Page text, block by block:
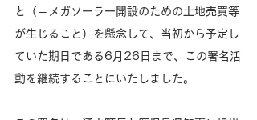
と（＝メガソーラー開設のための土地売買等
が生じること）を懸念して、当初から予定し
ていた期日である6月26日まで、この署名活
動を継続することにいたしました。